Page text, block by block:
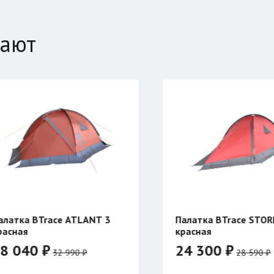
Палатка BTrace STORM 2
24 300 ₽
Куртка
39 900 ₽